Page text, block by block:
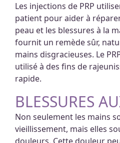
Les injections de PRP
patient pour aider à
peau et les blessures à la
fournit un remède sûr,
mains disgracieuses. Le
utilisé à des fins de
rapide.
BLESSURES
Non seulement les mains
vieillissement, mais elles